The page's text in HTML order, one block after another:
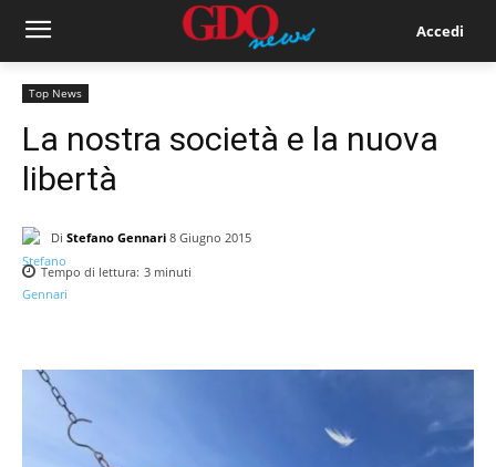
Accedi
Top News
La nostra società e la nuova
libertà
Di Stefano Gennari 8 Giugno 2015
Tempo di lettura: 3 minuti